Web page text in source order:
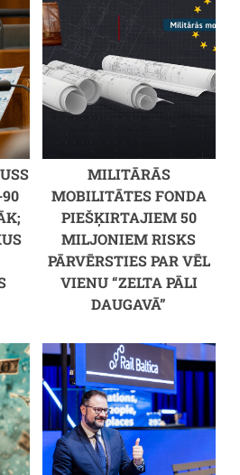
MILITĀRĀS
MOBILITĀTES FONDA
PIEŠĶIRTAJIEM 50
MILJONIEM RISKS
PĀRVĒRSTIES PAR VĒL
VIENU “ZELTA PĀLI
DAUGAVĀ”